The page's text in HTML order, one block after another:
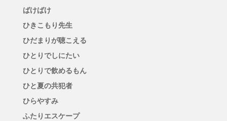
ばけばけ
ひきこもり先生
ひだまりが聴こえる
ひとりでしにたい
ひとりで飲めるもん
ひと夏の共犯者
ひらやすみ
ふたりエスケープ